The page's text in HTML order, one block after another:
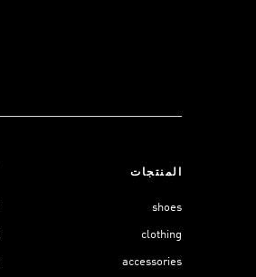
المنتجات
shoes
clothing
accessories